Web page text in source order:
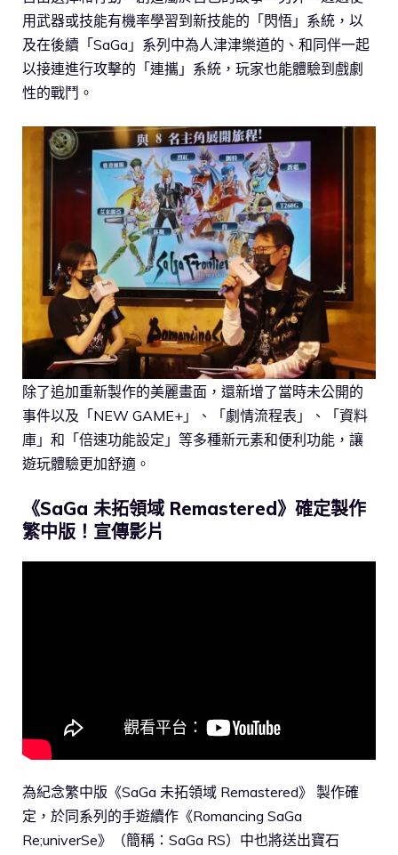
用武器或技能有機率學習到新技能的「閃悟」系統，以
及在後續「SaGa」系列中為人津津樂道的、和同伴一起
以接連進行攻擊的「連攜」系統，玩家也能體驗到戲劇
性的戰鬥。
除了追加重新製作的美麗畫面，還新增了當時未公開的
事件以及「NEW GAME+」、「劇情流程表」、「資料
庫」和「倍速功能設定」等多種新元素和便利功能，讓
遊玩體驗更加舒適。
《SaGa 未拓領域 Remastered》確定製作
繁中版！宣傳影片
為紀念繁中版《SaGa 未拓領域 Remastered》 製作確
定，於同系列的手遊續作《Romancing SaGa
Re;univerSe》（簡稱：SaGa RS）中也將送出寶石